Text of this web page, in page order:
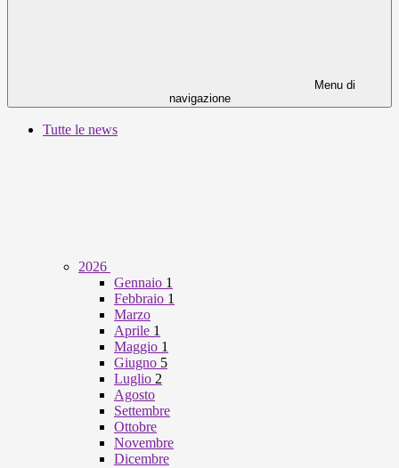
Menu di
navigazione
Tutte le news
2026
Gennaio 1
Febbraio 1
Marzo
Aprile 1
Maggio 1
Giugno 5
Luglio 2
Agosto
Settembre
Ottobre
Novembre
Dicembre